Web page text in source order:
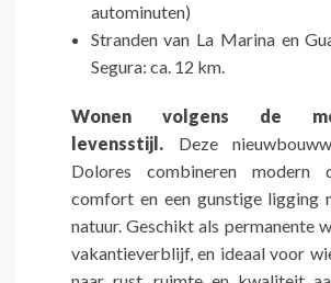
autominuten)
Stranden van La Marina en
Segura: ca. 12 km.
Wonen volgens de
levensstijl. Deze
Dolores combineren modern
comfort en een gunstige ligging
natuur. Geschikt als permanente
vakantieverblijf, en ideaal voor